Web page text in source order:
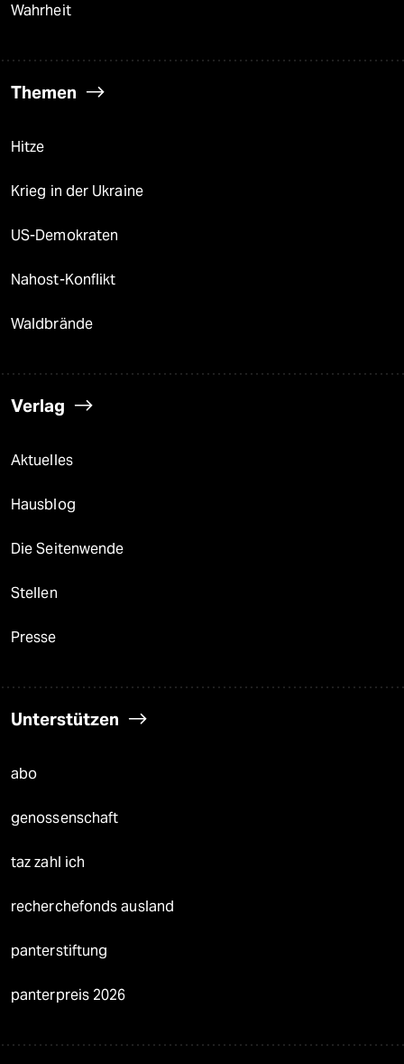
Wahrheit
Themen
Hitze
Krieg in der Ukraine
US-Demokraten
Nahost-Konflikt
Waldbrände
Verlag
Aktuelles
Hausblog
Die Seitenwende
Stellen
Presse
Unterstützen
abo
genossenschaft
taz zahl ich
recherchefonds ausland
panterstiftung
panterpreis 2026